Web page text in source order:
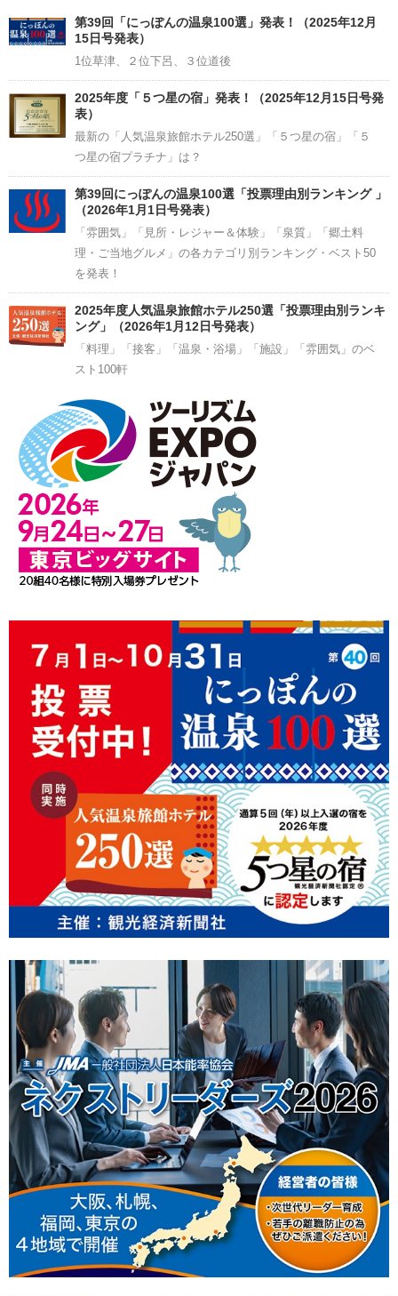
Channel
第39回「にっぽんの温泉100選」発表！（2025年12月
15日号発表）
1位草津、２位下呂、３位道後
2025年度「５つ星の宿」発表！（2025年12月15日号発
表）
最新の「人気温泉旅館ホテル250選」「５つ星の宿」「５
つ星の宿プラチナ」は？
第39回にっぽんの温泉100選「投票理由別ランキング 」
（2026年1月1日号発表）
「雰囲気」「見所・レジャー＆体験」「泉質」「郷土料
理・ご当地グルメ」の各カテゴリ別ランキング・ベスト50
を発表！
2025年度人気温泉旅館ホテル250選「投票理由別ランキ
ング」（2026年1月12日号発表）
「料理」「接客」「温泉・浴場」「施設」「雰囲気」のベ
スト100軒